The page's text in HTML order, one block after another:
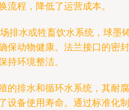
流程，降低了运营成本。
排水或牲畜饮水系统，球墨
保动物健康。法兰接口的密封
持环境整洁。
的排水和循环水系统，其耐腐
设备使用寿命。通过标准化制